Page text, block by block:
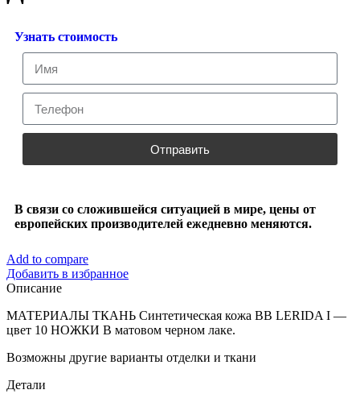
Узнать стоимость
Отправить
В связи со сложившейся ситуацией в мире, цены от
европейских производителей ежедневно меняются.
Add to compare
Добавить в избранное
Описание
МАТЕРИАЛЫ ТКАНЬ Синтетическая кожа BB LERIDA I —
цвет 10 НОЖКИ В матовом черном лаке.
Возможны другие варианты отделки и ткани
Детали